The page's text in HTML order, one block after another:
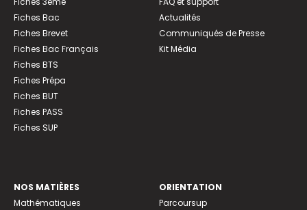
Fiches Bac
Fiches Brevet
Fiches Bac Français
Fiches BTS
Fiches Prépa
Fiches BUT
Fiches PASS
Fiches SUP
Actualités
Communiqués de Presse
Kit Média
NOS MATIÈRES
Mathématiques
ORIENTATION
Parcoursup